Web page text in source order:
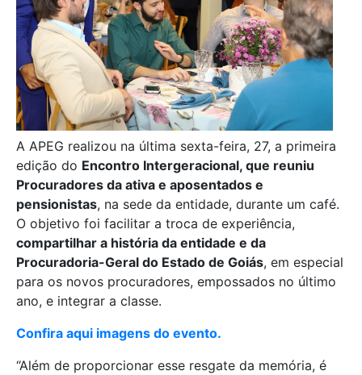
A APEG realizou na última sexta-feira, 27, a primeira
edição do Encontro Intergeracional, que reuniu
Procuradores da ativa e aposentados e
pensionistas, na sede da entidade, durante um café.
O objetivo foi facilitar a troca de experiência,
compartilhar a história da entidade e da
Procuradoria-Geral do Estado de Goiás, em especial
para os novos procuradores, empossados no último
ano, e integrar a classe.
Confira aqui imagens do evento.
“Além de proporcionar esse resgate da memória, é